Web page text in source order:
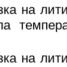
на
на